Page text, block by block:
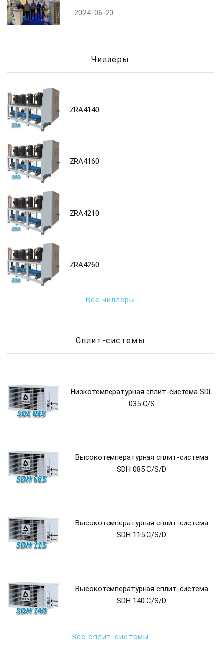
2024-06-20
Чиллеры
ZRA4140
ZRA4160
ZRA4210
ZRA4260
Все чиллеры
Сплит-системы
Низкотемпературная сплит-система SDL
035 C/S
Высокотемпературная сплит-система
SDH 085 C/S/D
Высокотемпературная сплит-система
SDH 115 C/S/D
Высокотемпературная сплит-система
SDH 140 C/S/D
Все сплит-системы